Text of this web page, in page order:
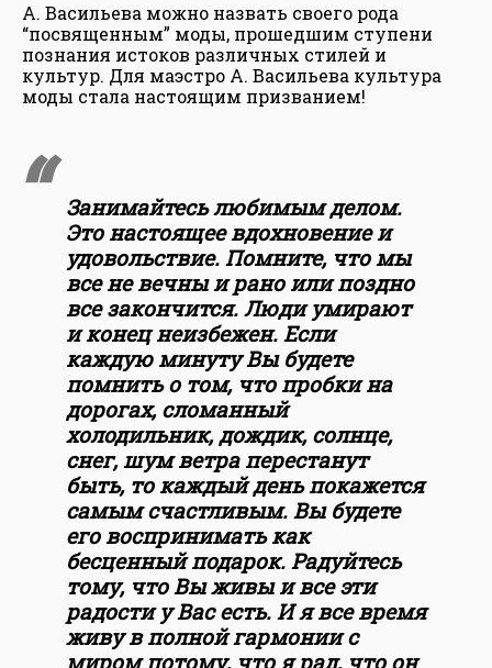
A. Васильева можно назвать cвоего рода
“посвященным” моды, прошедшим ступени
познания истоков различных стилей и
культур. Для маэстро А. Васильева культура
моды стала настоящим призванием!
Занимайтесь любимым делом.
Это настоящее вдохновение и
удовольствие. Помните, что мы
все не вечны и рано или поздно
все закончится. Люди умирают
и конец неизбежен. Если
каждую минуту Вы будете
помнить о том, что пробки на
дорогах, сломанный
холодильник, дождик, солнце,
снег, шум ветра перестанут
быть, то каждый день покажется
самым счастливым. Вы будете
его воспринимать как
бесценный подарок. Радуйтесь
тому, что Вы живы и все эти
радости у Вас есть. И я все время
живу в полной гармонии с
миром потому, что я рад, что он